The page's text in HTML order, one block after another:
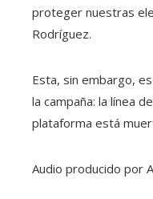
proteger nuestras
Rodríguez.
Esta, sin embargo,
la campaña: la línea
plataforma está
Audio producido por